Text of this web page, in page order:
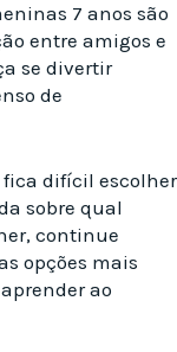
7 anos são
entre amigos e
se divertir
de
fica difícil escolher
sobre qual
continue
opções mais
ao